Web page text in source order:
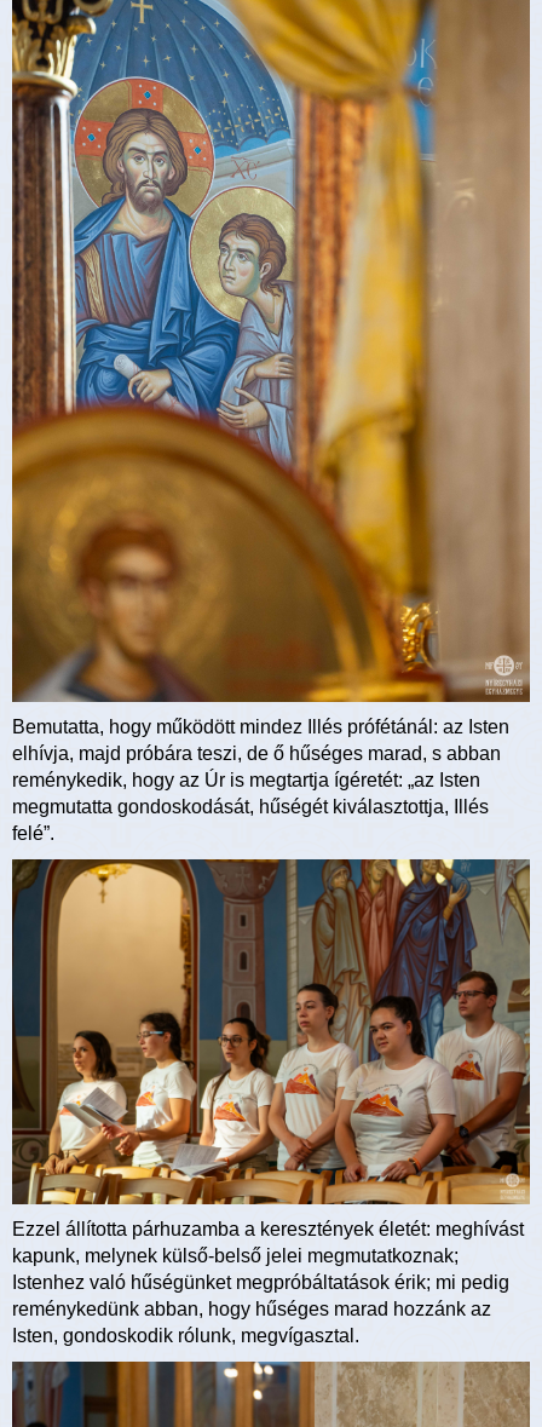
Bemutatta, hogy működött mindez Illés prófétánál: az Isten
elhívja, majd próbára teszi, de ő hűséges marad, s abban
reménykedik, hogy az Úr is megtartja ígéretét: „az Isten
megmutatta gondoskodását, hűségét kiválasztottja, Illés
felé”.
Ezzel állította párhuzamba a keresztények életét: meghívást
kapunk, melynek külső-belső jelei megmutatkoznak;
Istenhez való hűségünket megpróbáltatások érik; mi pedig
reménykedünk abban, hogy hűséges marad hozzánk az
Isten, gondoskodik rólunk, megvígasztal.